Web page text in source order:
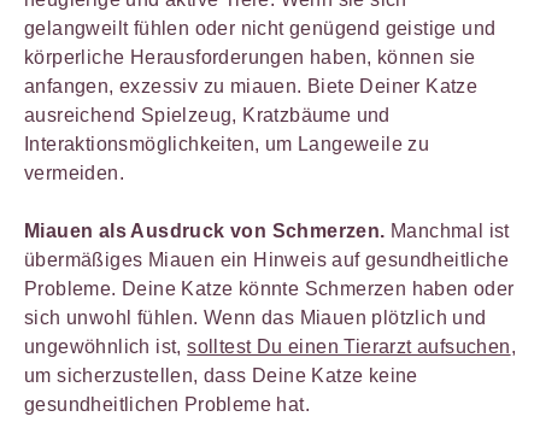
gelangweilt fühlen oder nicht genügend geistige und
körperliche Herausforderungen haben, können sie
anfangen, exzessiv zu miauen. Biete Deiner Katze
ausreichend Spielzeug, Kratzbäume und
Interaktionsmöglichkeiten, um Langeweile zu
vermeiden.
Miauen als Ausdruck von Schmerzen. Manchmal ist
übermäßiges Miauen ein Hinweis auf gesundheitliche
Probleme. Deine Katze könnte Schmerzen haben oder
sich unwohl fühlen. Wenn das Miauen plötzlich und
ungewöhnlich ist,solltest Du einen Tierarzt aufsuchen,
um sicherzustellen, dass Deine Katze keine
gesundheitlichen Probleme hat.